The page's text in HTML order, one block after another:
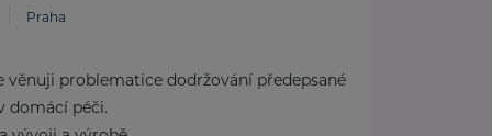
Praha
věnuji problematice dodržování předepsané
domácí péči.